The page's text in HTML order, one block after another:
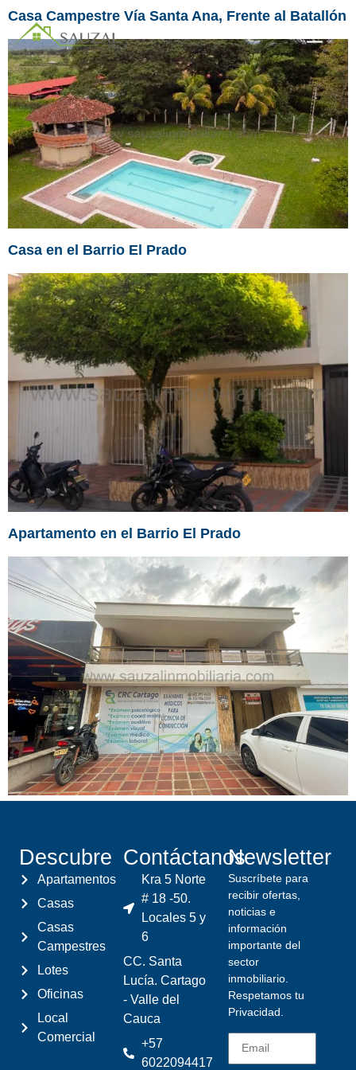
Casa Campestre Vía Santa Ana, Frente al Batallón
Casa en el Barrio El Prado
Apartamento en el Barrio El Prado
Descubre
Apartamentos
Casas
Casas
Campestres
Lotes
Oficinas
Local
Comercial
Contáctanos
Kra 5 Norte
# 18 -50.
Locales 5 y
6
CC. Santa
Lucía. Cartago
- Valle del
Cauca
+57
6022094417
Newsletter
Suscríbete para
recibir ofertas,
noticias e
información
importante del
sector
inmobiliario.
Respetamos tu
Privacidad.